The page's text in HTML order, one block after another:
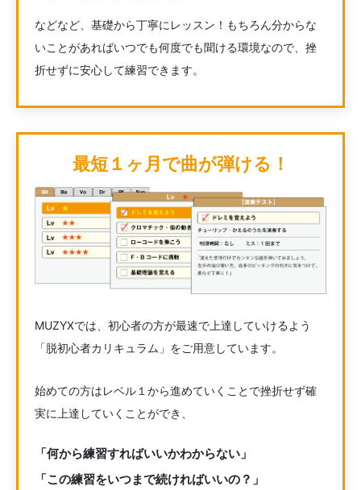
などなど、基礎から丁寧にレッスン！もちろん分からな
いことがあればいつでも何度でも聞ける環境なので、挫
折せずに安心して練習できます。
最短１ヶ月で曲が弾ける！
MUZYXでは、初心者の方が最速で上達していけるよう
「脱初心者カリキュラム」をご用意しています。
始めての方はレベル１から進めていくことで挫折せず確
実に上達していくことができ、
「何から練習すればいいかわからない」
「この練習をいつまで続ければいいの？」